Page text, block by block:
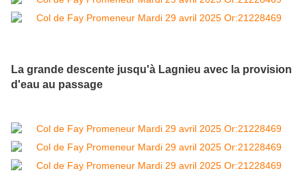
La grande descente jusqu'à Lagnieu avec la provision
d'eau au passage